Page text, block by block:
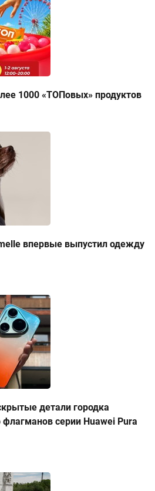
1000 «ТОПовых» продуктов
впервые выпустил одежду
детали городка
серии Huawei Pura